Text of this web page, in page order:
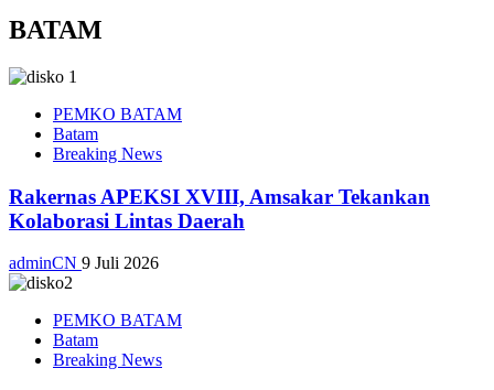
BATAM
PEMKO BATAM
Batam
Breaking News
Rakernas APEKSI XVIII, Amsakar Tekankan
Kolaborasi Lintas Daerah
adminCN 9 Juli 2026
PEMKO BATAM
Batam
Breaking News